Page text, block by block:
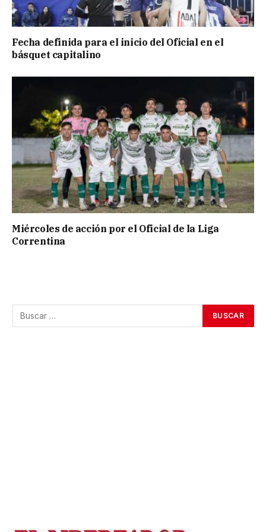
Fecha definida para el inicio del Oficial en el
básquet capitalino
Miércoles de acción por el Oficial de la Liga
Correntina